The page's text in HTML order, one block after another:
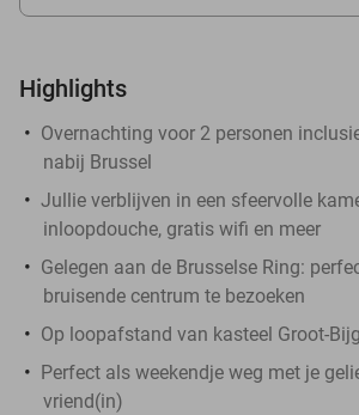
Highlights
Overnachting voor 2 personen
nabij Brussel
Jullie verblijven in een sfeervolle
inloopdouche, gratis wifi en meer
Gelegen aan de Brusselse Ring:
bruisende centrum te bezoeken
Op loopafstand van kasteel Groot-
Perfect als weekendje weg met je
vriend(in)